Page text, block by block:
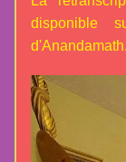
disponible
d'Anandamath.